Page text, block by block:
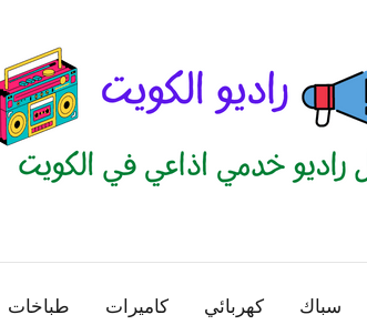
الكويت
منصة
اذاعية
سباك كهربائي كاميرات طباخات